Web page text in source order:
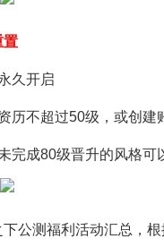
置
久开启
历不超过50级，或创建
完成80级晋升的风格可
下公测福利活动汇总，